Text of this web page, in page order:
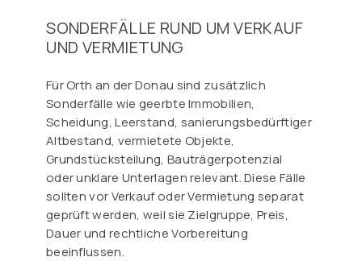
SONDERFÄLLE RUND UM VERKAUF
UND VERMIETUNG
Für Orth an der Donau sind zusätzlich
Sonderfälle wie geerbte Immobilien,
Scheidung, Leerstand, sanierungsbedürftiger
Altbestand, vermietete Objekte,
Grundstücksteilung, Bauträgerpotenzial
oder unklare Unterlagen relevant. Diese Fälle
sollten vor Verkauf oder Vermietung separat
geprüft werden, weil sie Zielgruppe, Preis,
Dauer und rechtliche Vorbereitung
beeinflussen.